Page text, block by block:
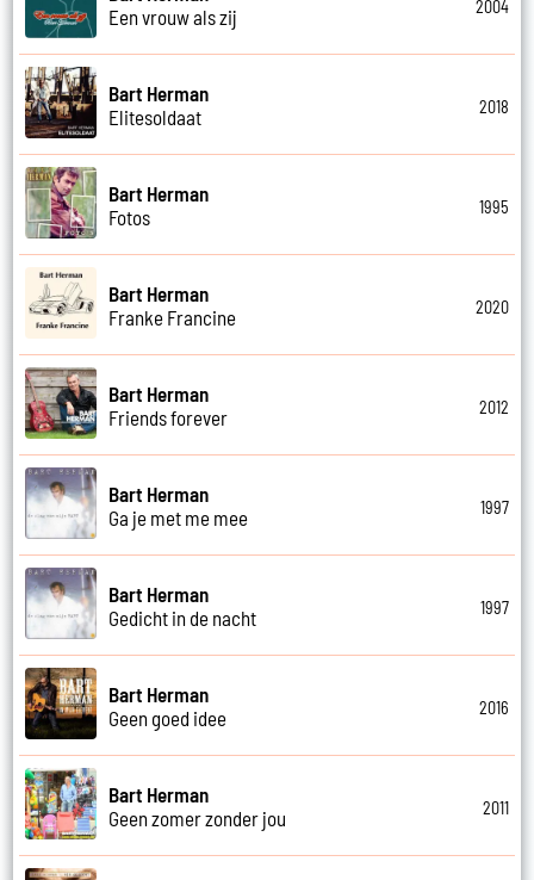
Een vrouw als zij
2004
Bart Herman
Elitesoldaat
2018
Bart Herman
Fotos
1995
Bart Herman
Franke Francine
2020
Bart Herman
Friends forever
2012
Bart Herman
Ga je met me mee
1997
Bart Herman
Gedicht in de nacht
1997
Bart Herman
Geen goed idee
2016
Bart Herman
Geen zomer zonder jou
2011